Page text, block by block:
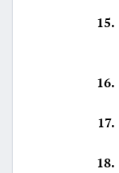
15
16
17
18